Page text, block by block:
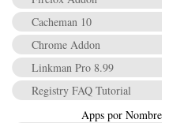
Cacheman 10
Chrome Addon
Linkman Pro 8.99
Registry FAQ Tutorial
Apps por Nombre